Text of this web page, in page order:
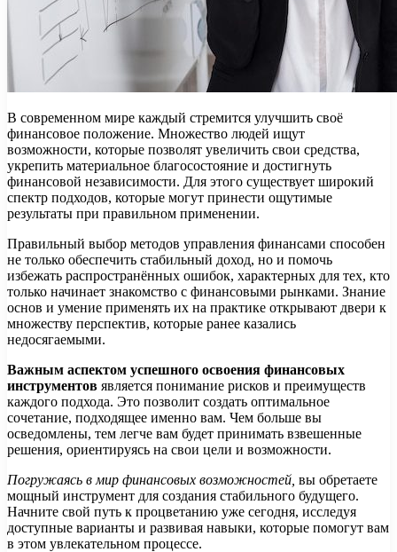
В современном мире каждый стремится улучшить своё
финансовое положение. Множество людей ищут
возможности, которые позволят увеличить свои средства,
укрепить материальное благосостояние и достигнуть
финансовой независимости. Для этого существует широкий
спектр подходов, которые могут принести ощутимые
результаты при правильном применении.
Правильный выбор методов управления финансами способен
не только обеспечить стабильный доход, но и помочь
избежать распространённых ошибок, характерных для тех, кто
только начинает знакомство с финансовыми рынками. Знание
основ и умение применять их на практике открывают двери к
множеству перспектив, которые ранее казались
недосягаемыми.
Важным аспектом успешного освоения финансовых
инструментов является понимание рисков и преимуществ
каждого подхода. Это позволит создать оптимальное
сочетание, подходящее именно вам. Чем больше вы
осведомлены, тем легче вам будет принимать взвешенные
решения, ориентируясь на свои цели и возможности.
Погружаясь в мир финансовых возможностей, вы обретаете
мощный инструмент для создания стабильного будущего.
Начните свой путь к процветанию уже сегодня, исследуя
доступные варианты и развивая навыки, которые помогут вам
в этом увлекательном процессе.